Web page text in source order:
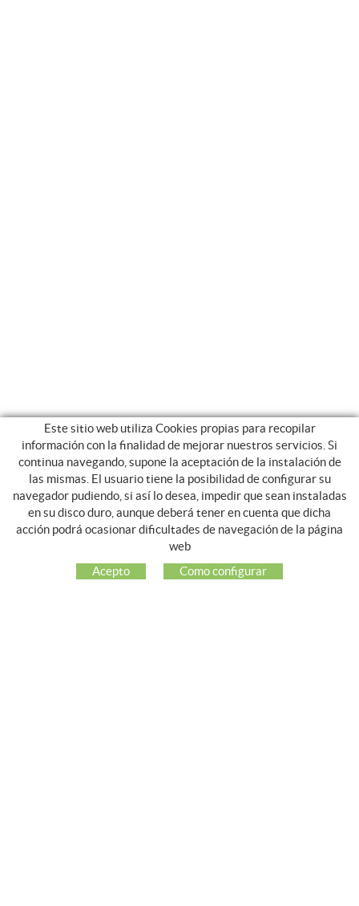
NOSOTROS
EMPRESA
MI CUENTA
Este sitio web utiliza Cookies propias para recopilar
información con la finalidad de mejorar nuestros servicios. Si
continua navegando, supone la aceptación de la instalación de
las mismas. El usuario tiene la posibilidad de configurar su
navegador pudiendo, si así lo desea, impedir que sean instaladas
en su disco duro, aunque deberá tener en cuenta que dicha
acción podrá ocasionar dificultades de navegación de la página
web
Acepto
Como configurar